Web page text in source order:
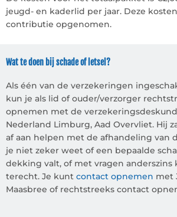
jeugd- en kaderlid per jaar. Deze
contributie opgenomen.
Wat te doen bij schade of letsel?
Als één van de verzekeringen
kun je als lid of ouder/verzorger
opnemen met de
Nederland Limburg, Aad Overvliet. Hij
af aan helpen met de afhandeling van
je niet zeker weet of een bepaalde
dekking valt, of met vragen anderszins
terecht. Je kunt contact opnemen met
Maasbree of rechtstreeks contact